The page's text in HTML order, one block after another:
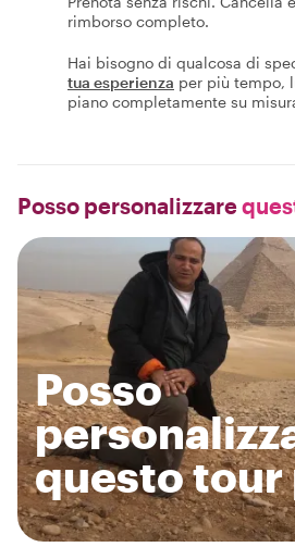
rimborso completo.
Hai bisogno di qualcosa di
tua esperienza per più tempo,
piano completamente su
Posso personalizzare
Posso
questo tour